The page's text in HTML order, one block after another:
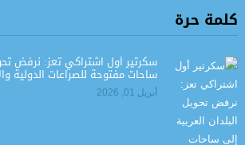
كلمة حرة
سكرتير أول اشتراكي تعز: نرفض
ساحات مفتوحة للصراعات الدولية
أبريل 01, 2026